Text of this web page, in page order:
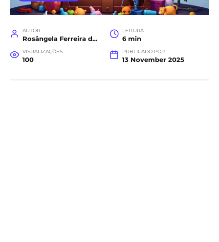
AUTOR
Rosângela Ferreira da Costa
LEITURA
6 min
VISUALIZAÇÕES
100
PUBLICADO POR
13 November 2025